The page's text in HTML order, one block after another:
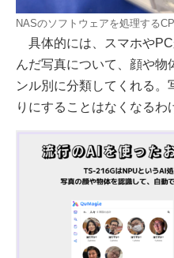
NASのソフトウェアを処理する
具体的には、スマホやPC
んだ写真について、顔や物
ンル別に分類してくれる
りにすることはなくなるわ